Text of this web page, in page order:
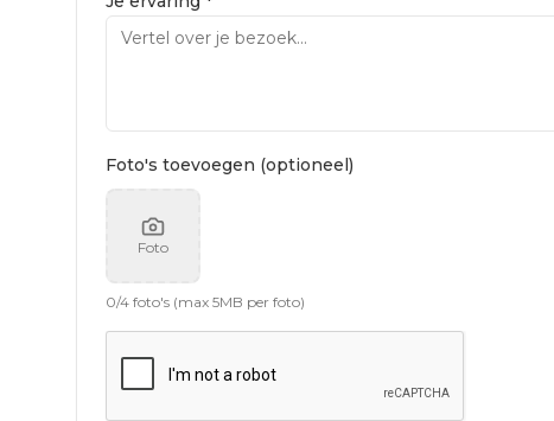
Foto's toevoegen (optioneel)
Foto
0/4 foto's (max 5MB per foto)